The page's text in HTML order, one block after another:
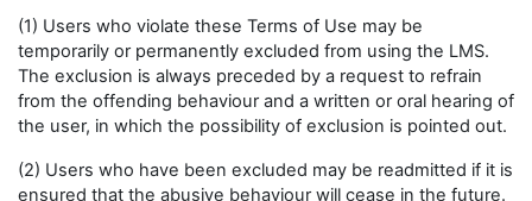
(1) Users who violate these Terms of Use may be
temporarily or permanently excluded from using the LMS.
The exclusion is always preceded by a request to refrain
from the offending behaviour and a written or oral hearing of
the user, in which the possibility of exclusion is pointed out.
(2) Users who have been excluded may be readmitted if it is
ensured that the abusive behaviour will cease in the future.